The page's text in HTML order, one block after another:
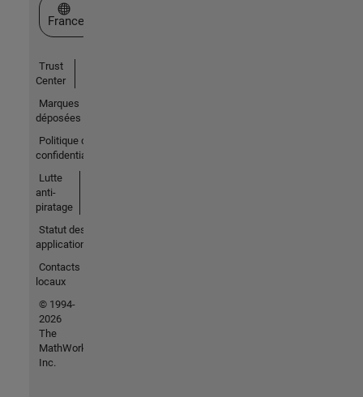
Sélectionner un site web
France
Trust
Center
Marques
déposées
Politique de
confidentialité
Lutte
anti-
piratage
Statut des
applications
Contacts
locaux
© 1994-
2026
The
MathWorks,
Inc.